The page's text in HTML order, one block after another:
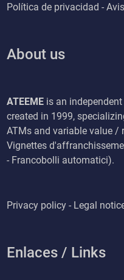
Política de privacidad -
About us
ATEEME is an
created in 1999,
ATMs and variable value /
Vignettes
- Francobolli automatici).
Privacy policy - Legal
Enlaces / Links